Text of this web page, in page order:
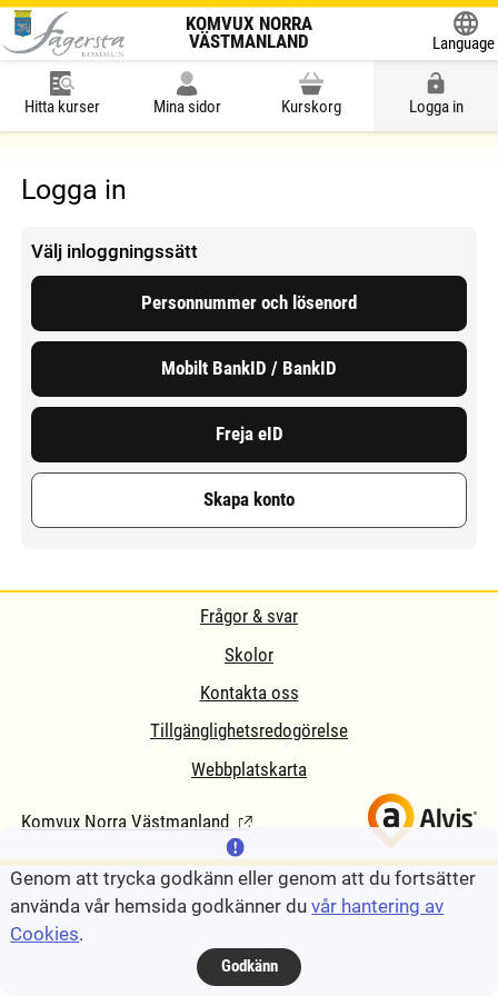
KOMVUX NORRA
VÄSTMANLAND
Language
Hitta kurser Mina sidor Kurskorg Logga in
Logga in
Välj inloggningssätt
Personnummer och lösenord
Mobilt BankID / BankID
Freja eID
Skapa konto
Frågor & svar
Skolor
Kontakta oss
Tillgänglighetsredogörelse
Webbplatskarta
Komvux Norra Västmanland (Länk till extern sida.)
Genom att trycka godkänn eller genom att du fortsätter
använda vår hemsida godkänner duvår hantering av
Cookies.
Godkänn